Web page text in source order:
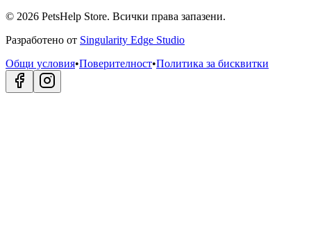
© 2026 PetsHelp Store. Всички права запазени.
Разработено от Singularity Edge Studio
Общи условия•Поверителност•Политика за бисквитки